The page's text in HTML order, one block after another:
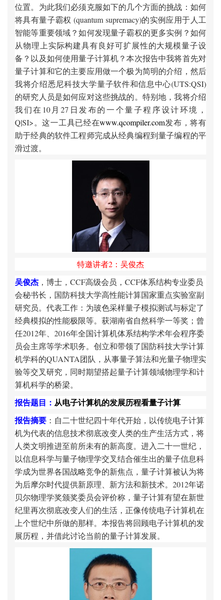
位置。为此我们必须克服如下的几个方面的挑战：如何
将具有量子霸权 (quantum supremacy)的实例应用于人工
智能等重要领域？如何发现量子霸权的更多实例？如何
从物理上实际构建具有良好可扩展性的大规模量子设
备？以及如何使用量子计算机？本次报告中我将首先对
量子计算和它的主要应用做一个极为简明的介绍，然后
我将介绍悉尼科技大学量子软件和信息中心(UTS:QSI)
的研究人员是如何应对这些挑战的。特别地，我将介绍
我们在10月27日发布的一个量子程序设计环境，
Q|SI>。这一工具已经在www.qcompiler.com发布，将有
助于经典的软件工程师完成从经典编程到量子编程的平
滑过渡。
特邀讲者2： 吴俊杰
吴俊杰 ，博士，CCF高级会员，CCF体系结构专业委员
会秘书长，国防科技大学高性能计算国家重点实验室副
研究员。代表工作：为玻色采样量子模拟测试与标定了
经典模拟的性能极限等。获湖南省自然科学一等奖；曾
任2012年、2016年全国计算机体系结构学术年会程序委
员会主席等学术职务。创立和带领了国防科技大学计算
机学科的QUANTA团队，从事量子算法和光量子物理实
验等交叉研究，同时期望搭起量子计算领域物理学和计
算机科学的桥梁。
报告题目： 从电子计算机的发展历程看量子计算
报告摘要 ：自二十世纪四十年代开始，以传统电子计算
机为代表的信息技术彻底改变人类的生产生活方式，将
人类文明推进至前所未有的新高度。进入二十一世纪，
以信息科学与量子物理学交叉结合催生出的量子信息科
学成为世界各国战略竞争的新焦点，量子计算被认为将
为后摩尔时代提供新原理、新方法和新技术。2012年诺
贝尔物理学奖颁奖委员会评价称，量子计算有望在新世
纪里再次彻底改变人们的生活，正像传统电子计算机在
上个世纪中所做的那样。本报告将回顾电子计算机的发
展历程，并借此讨论当前的量子计算发展。